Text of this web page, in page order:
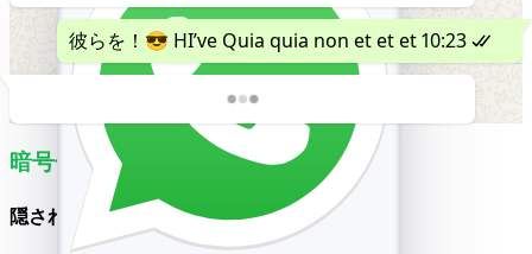
彼らを！😎 HI’ve Quia quia non et et et10:23
暗号化されたメッセージを読む
隠された会話や削除された会話を明らかに